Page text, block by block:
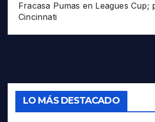
Fracasa Pumas en Leagues Cup;
Cincinnati
LO MÁS DESTACADO